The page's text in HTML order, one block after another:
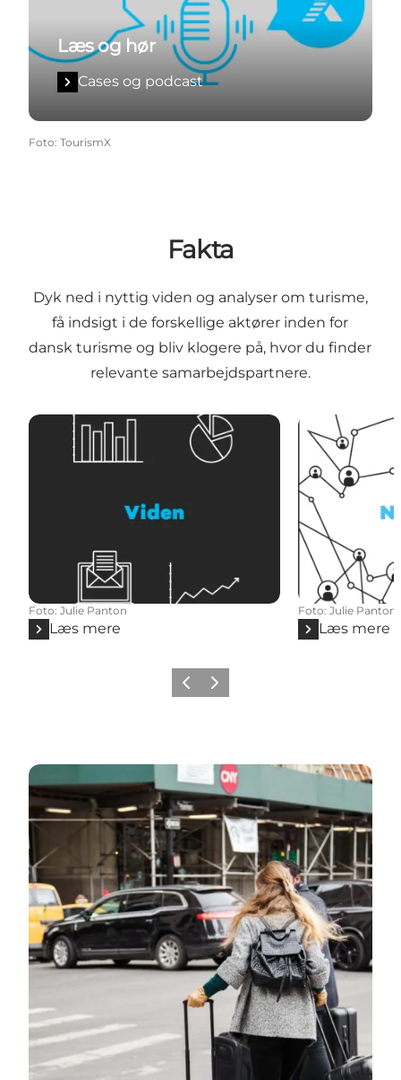
Læs og hør
Cases og podcast
Foto: TourismX
Fakta
Dyk ned i nyttig viden og analyser om turisme,
få indsigt i de forskellige aktører inden for
dansk turisme og bliv klogere på, hvor du finder
relevante samarbejdspartnere.
Foto: Julie Panton
Læs mere
Foto: Julie Panton
Læs mere
ForrigeNæste
Læs artiklen og hør podcasten